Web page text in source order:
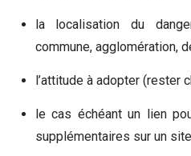
la localisation du
commune, agglomération,
l’attitude à adopter (rester
le cas échéant un lien
supplémentaires sur un